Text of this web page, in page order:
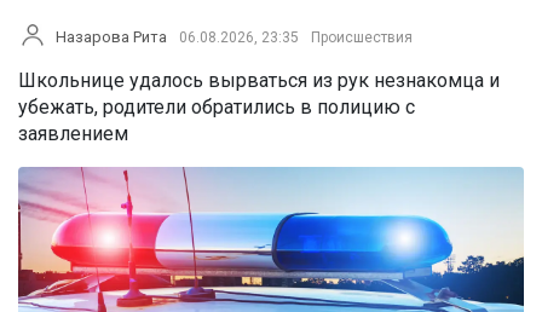
Назарова Рита 06.08.2026, 23:35 Происшествия
Школьнице удалось вырваться из рук незнакомца и
убежать, родители обратились в полицию с
заявлением